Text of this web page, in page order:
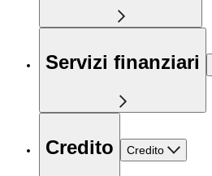
Servizi finanziari
Credito Credito